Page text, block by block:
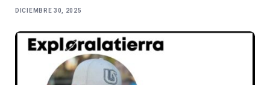
DICIEMBRE 30, 2025